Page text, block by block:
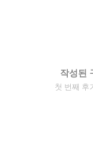
작성된
첫 번째 후